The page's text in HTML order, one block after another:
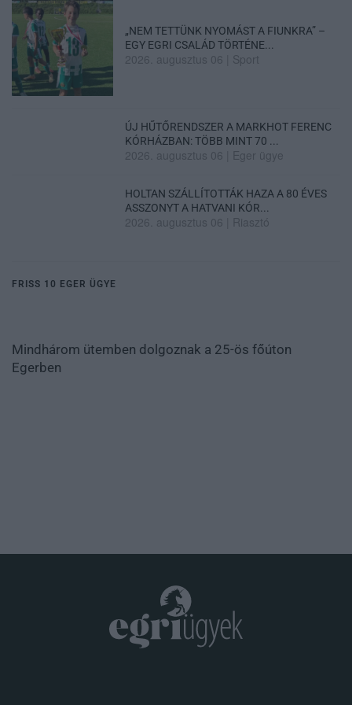
„NEM TETTÜNK NYOMÁST A FIUNKRA” –
EGY EGRI CSALÁD TÖRTÉNE...
2026. augusztus 06 Sport
ÚJ HŰTŐRENDSZER A MARKHOT FERENC
KÓRHÁZBAN: TÖBB MINT 70 ...
2026. augusztus 06 Eger ügye
HOLTAN SZÁLLÍTOTTÁK HAZA A 80 ÉVES
ASSZONYT A HATVANI KÓR...
2026. augusztus 06 Riasztó
FRISS 10 EGER ÜGYE
Mindhárom ütemben dolgoznak a 25-ös főúton
Egerben